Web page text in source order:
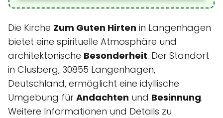
Die Kirche Zum Guten Hirten in Langenhagen
bietet eine spirituelle Atmosphäre und
architektonische Besonderheit. Der Standort
in Clusberg, 30855 Langenhagen,
Deutschland, ermöglicht eine idyllische
Umgebung für Andachten und Besinnung.
Weitere Informationen und Details zu